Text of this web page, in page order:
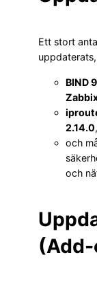
Ett stort
BIND
2.14.0,
och
och